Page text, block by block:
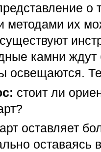
о
методами их
камни ждут
освещаются.
стоит ли
оставляет
оставаясь